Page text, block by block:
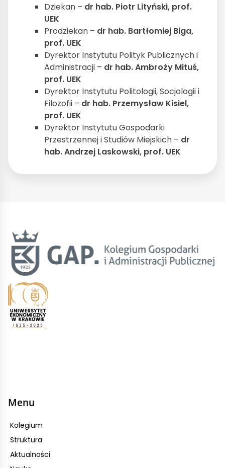
Dziekan – dr hab. Piotr Lityński, prof.
UEK
Prodziekan – dr hab. Bartłomiej Biga,
prof. UEK
Dyrektor Instytutu Polityk Publicznych i
Administracji – dr hab. Ambroży Mituś,
prof. UEK
Dyrektor Instytutu Politologii, Socjologii i
Filozofii – dr hab. Przemysław Kisiel,
prof. UEK
Dyrektor Instytutu Gospodarki
Przestrzennej i Studiów Miejskich – dr
hab. Andrzej Laskowski, prof. UEK
Menu
Kolegium
Struktura
Aktualności